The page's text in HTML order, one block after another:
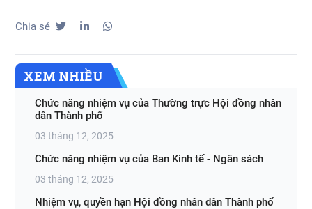
Chia sẻ
XEM NHIỀU
Chức năng nhiệm vụ của Thường trực Hội đồng nhân
dân Thành phố
03 tháng 12, 2025
Chức năng nhiệm vụ của Ban Kinh tế - Ngân sách
03 tháng 12, 2025
Nhiệm vụ, quyền hạn Hội đồng nhân dân Thành phố